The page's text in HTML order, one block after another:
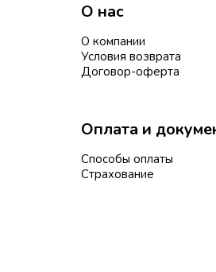
О нас
О компании
Условия возврата
Договор-оферта
Оплата и
Способы оплаты
Страхование